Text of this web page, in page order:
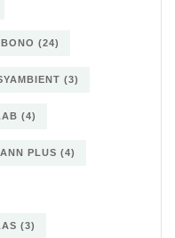
(24)
(3)
(4)
PLUS (4)
(3)